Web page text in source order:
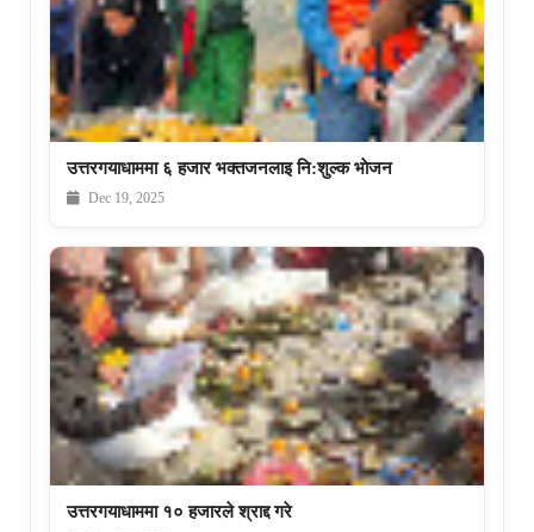
उत्तरगयाधाममा ६ हजार भक्तजनलाइ नि:शुल्क भाेजन
Dec 19, 2025
उत्तरगयाधाममा १० हजारले श्राद्द गरे